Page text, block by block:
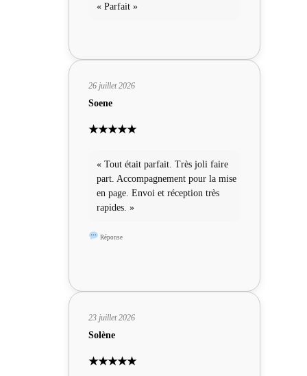
« Parfait »
26 juillet 2026
Soene
★★★★★
« Tout était parfait. Très joli faire
part. Accompagnement pour la mise
en page. Envoi et réception très
rapides. »
Réponse
23 juillet 2026
Solène
★★★★★